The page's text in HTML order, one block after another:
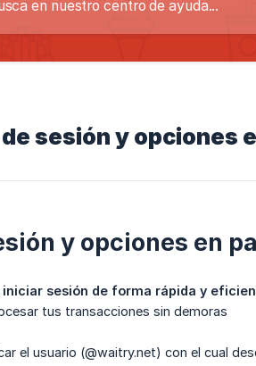
sesión y opciones
y opciones en
iniciar sesión de forma rápida y
tus transacciones sin demoras
el usuario (@waitry.net) con el cual